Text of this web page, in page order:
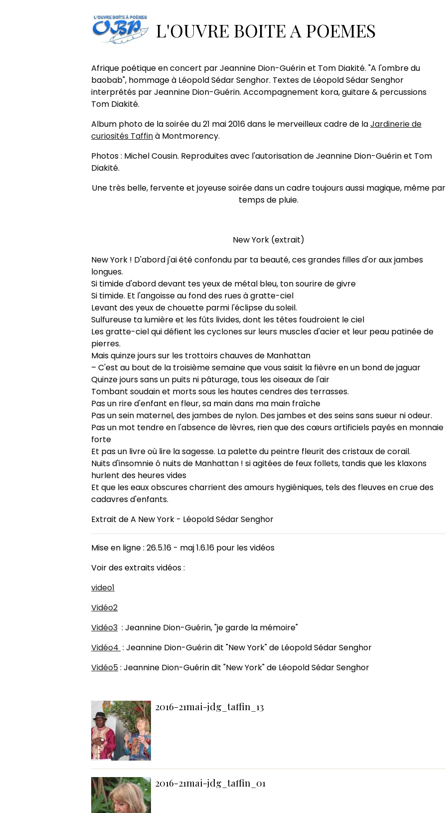
L'OUVRE BOITE A POEMES
A l'ombre du baobab 21.5.16
Afrique poétique en concert par Jeannine Dion-Guérin et Tom Diakité. "A l'ombre du
baobab", hommage à Léopold Sédar Senghor. Textes de Léopold Sédar Senghor
interprétés par Jeannine Dion-Guérin. Accompagnement kora, guitare & percussions
Tom Diakité.
Album photo de la soirée du 21 mai 2016 dans le merveilleux cadre de laJardinerie de
curiosités Taffinà Montmorency.
Photos : Michel Cousin. Reproduites avec l'autorisation de Jeannine Dion-Guérin et Tom
Diakité.
Une très belle, fervente et joyeuse soirée dans un cadre toujours aussi magique, même par
temps de pluie.
New York (extrait)
New York ! D'abord j'ai été confondu par ta beauté, ces grandes filles d'or aux jambes
longues.
Si timide d'abord devant tes yeux de métal bleu, ton sourire de givre
Si timide. Et l'angoisse au fond des rues à gratte-ciel
Levant des yeux de chouette parmi l'éclipse du soleil.
Sulfureuse ta lumière et les fûts livides, dont les têtes foudroient le ciel
Les gratte-ciel qui défient les cyclones sur leurs muscles d'acier et leur peau patinée de
pierres.
Mais quinze jours sur les trottoirs chauves de Manhattan
– C'est au bout de la troisième semaine que vous saisit la fièvre en un bond de jaguar
Quinze jours sans un puits ni pâturage, tous les oiseaux de l'air
Tombant soudain et morts sous les hautes cendres des terrasses.
Pas un rire d'enfant en fleur, sa main dans ma main fraîche
Pas un sein maternel, des jambes de nylon. Des jambes et des seins sans sueur ni odeur.
Pas un mot tendre en l'absence de lèvres, rien que des cœurs artificiels payés en monnaie
forte
Et pas un livre où lire la sagesse. La palette du peintre fleurit des cristaux de corail.
Nuits d'insomnie ô nuits de Manhattan ! si agitées de feux follets, tandis que les klaxons
hurlent des heures vides
Et que les eaux obscures charrient des amours hygiéniques, tels des fleuves en crue des
cadavres d'enfants.
Extrait de A New York - Léopold Sédar Senghor
Mise en ligne : 26.5.16 - maj 1.6.16 pour les vidéos
Voir des extraits vidéos :
video1
Vidéo2
Vidéo3 : Jeannine Dion-Guérin, "je garde la mémoire"
Vidéo4 : Jeannine Dion-Guérin dit "New York" de Léopold Sédar Senghor
Vidéo5: Jeannine Dion-Guérin dit "New York" de Léopold Sédar Senghor
2016-21mai-jdg_taffin_13
2016-21mai-jdg_taffin_01